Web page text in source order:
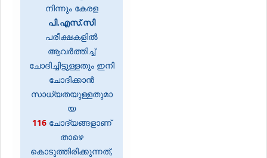
നിന്നും കേരള
പി.എസ്.സി
പരീക്ഷകളിൽ
ആവർത്തിച്ച്
ചോദിച്ചിട്ടുള്ളതും ഇനി
ചോദിക്കാൻ
സാധ്യതയുള്ളതുമാ
യ
116 ചോദ്യങ്ങളാണ്
താഴെ
കൊടുത്തിരിക്കുന്നത്,